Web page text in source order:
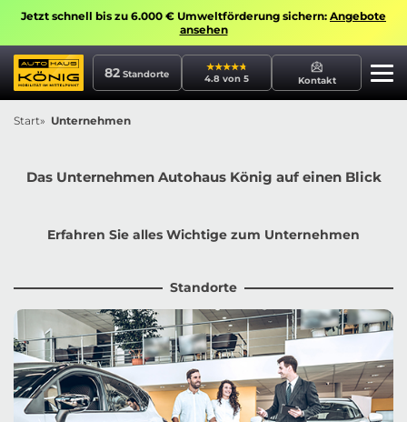
Jetzt schnell bis zu 6.000 € Umweltförderung sichern: Angebote
ansehen
82 Standorte 4.8 von 5 Kontakt
Start Unternehmen
Das Unternehmen Autohaus König auf einen Blick
Erfahren Sie alles Wichtige zum Unternehmen
Standorte